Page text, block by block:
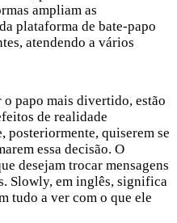
ampliam as
plataforma de bate-papo
atendendo a vários
papo mais divertido, estão
de realidade
posteriormente, quiserem se
essa decisão. O
desejam trocar mensagens
Slowly, em inglês, significa
tudo a ver com o que ele